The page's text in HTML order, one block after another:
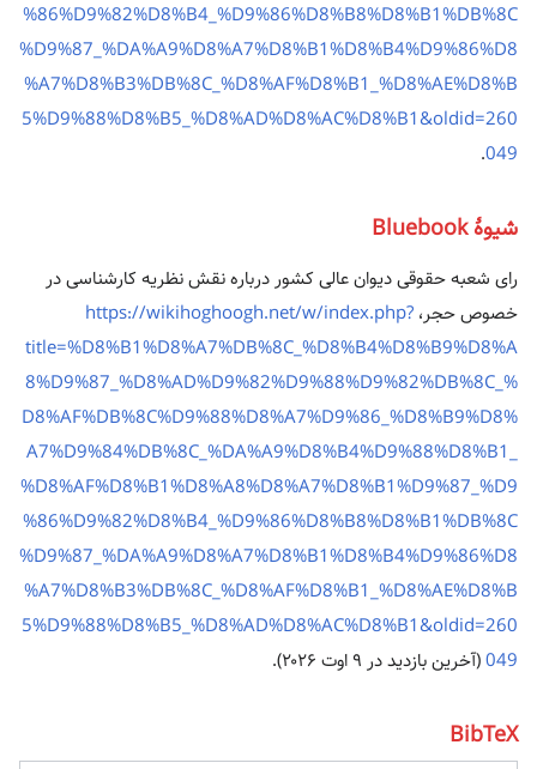
%86%D9%82%D8%B4_%D9%86%D8%B8%D8%B1%DB%8C
%D9%87_%DA%A9%D8%A7%D8%B1%D8%B4%D9%86%D8
%A7%D8%B3%DB%8C_%D8%AF%D8%B1_%D8%AE%D8%B
5%D9%88%D8%B5_%D8%AD%D8%AC%D8%B1&oldid=260
049
.
شیوهٔ Bluebook
رای شعبه حقوقی دیوان عالی کشور درباره نقش نظریه کارشناسی در
خصوص حجر، https://wikihoghoogh.net/w/index.php?
title=%D8%B1%D8%A7%DB%8C_%D8%B4%D8%B9%D8%A
8%D9%87_%D8%AD%D9%82%D9%88%D9%82%DB%8C_%
D8%AF%DB%8C%D9%88%D8%A7%D9%86_%D8%B9%D8%
A7%D9%84%DB%8C_%DA%A9%D8%B4%D9%88%D8%B1_
%D8%AF%D8%B1%D8%A8%D8%A7%D8%B1%D9%87_%D9
%86%D9%82%D8%B4_%D9%86%D8%B8%D8%B1%DB%8C
%D9%87_%DA%A9%D8%A7%D8%B1%D8%B4%D9%86%D8
%A7%D8%B3%DB%8C_%D8%AF%D8%B1_%D8%AE%D8%B
5%D9%88%D8%B5_%D8%AD%D8%AC%D8%B1&oldid=260
049(آخرین بازدید در ۹ اوت ۲۰۲۶).
BibTeX